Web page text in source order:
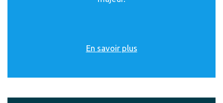
En savoir plus